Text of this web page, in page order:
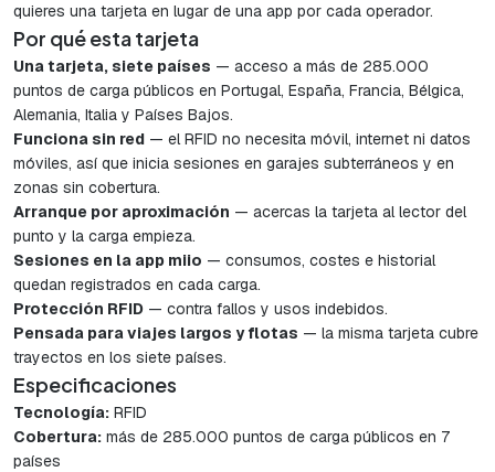
quieres una tarjeta en lugar de una app por cada operador.
Por qué esta tarjeta
Una tarjeta, siete países — acceso a más de 285.000
puntos de carga públicos en Portugal, España, Francia, Bélgica,
Alemania, Italia y Países Bajos.
Funciona sin red — el RFID no necesita móvil, internet ni datos
móviles, así que inicia sesiones en garajes subterráneos y en
zonas sin cobertura.
Arranque por aproximación — acercas la tarjeta al lector del
punto y la carga empieza.
Sesiones en la app miio — consumos, costes e historial
quedan registrados en cada carga.
Protección RFID — contra fallos y usos indebidos.
Pensada para viajes largos y flotas — la misma tarjeta cubre
trayectos en los siete países.
Especificaciones
Tecnología: RFID
Cobertura: más de 285.000 puntos de carga públicos en 7
países